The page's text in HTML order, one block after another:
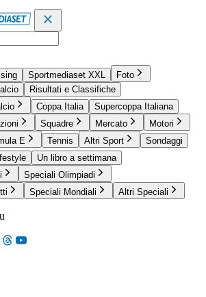
Sportmediaset XXL
Foto
Risultati e Classifiche
Coppa Italia
Supercoppa Italiana
Squadre Mercato
Motori
E Tennis Altri Sport
Sondaggi
Un libro a settimana
Speciali Olimpiadi
Speciali Mondiali Altri Speciali